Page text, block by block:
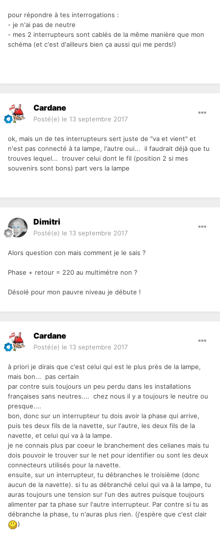
pour répondre à tes interrogations :
- je n'ai pas de neutre
- mes 2 interrupteurs sont cablés de la même manière que mon
schéma (et c'est d'ailleurs bien ça aussi qui me perds!)
Cardane
Posté(e) le 13 septembre 2017
ok, mais un de tes interrupteurs sert juste de "va et vient" et
n'est pas connecté à ta lampe, l'autre oui... il faudrait déjà que tu
trouves lequel... trouver celui dont le fil (position 2 si mes
souvenirs sont bons) part vers la lampe
Dimitri
Posté(e) le 13 septembre 2017
Alors question con mais comment je le sais ?
Phase + retour = 220 au multimétre non ?
Désolé pour mon pauvre niveau je débute !
Cardane
Posté(e) le 13 septembre 2017
à priori je dirais que c'est celui qui est le plus près de la lampe,
mais bon... pas certain
par contre suis toujours un peu perdu dans les installations
françaises sans neutres.... chez nous il y a toujours le neutre ou
presque....
bon, donc sur un interrupteur tu dois avoir la phase qui arrive,
puis tes deux fils de la navette, sur l'autre, les deux fils de la
navette, et celui qui va à la lampe.
je ne connais plus par coeur le branchement des celianes mais tu
dois pouvoir le trouver sur le net pour identifier ou sont les deux
connecteurs utilisés pour la navette.
ensuite, sur un interrupteur, tu débranches le troisième (donc
aucun de la navette). si tu as débranché celui qui va à la lampe, tu
auras toujours une tension sur l'un des autres puisque toujours
alimenter par ta phase sur l'autre interrupteur. Par contre si tu as
débranche la phase, tu n'auras plus rien. (j'espère que c'est clair
)